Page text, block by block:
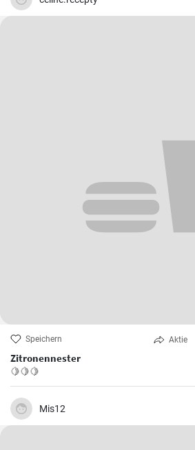
Speichern Aktie
Zitronennester
🍋🍋🍋
Mis12